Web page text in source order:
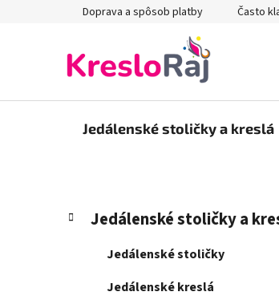
Doprava a spôsob platby Často
Jedálenské stoličky a kreslá
B
Preskočiť
kategórie
K
a
Jedálenské stoličky a
Jedálenské stoličky
Jedálenské kreslá